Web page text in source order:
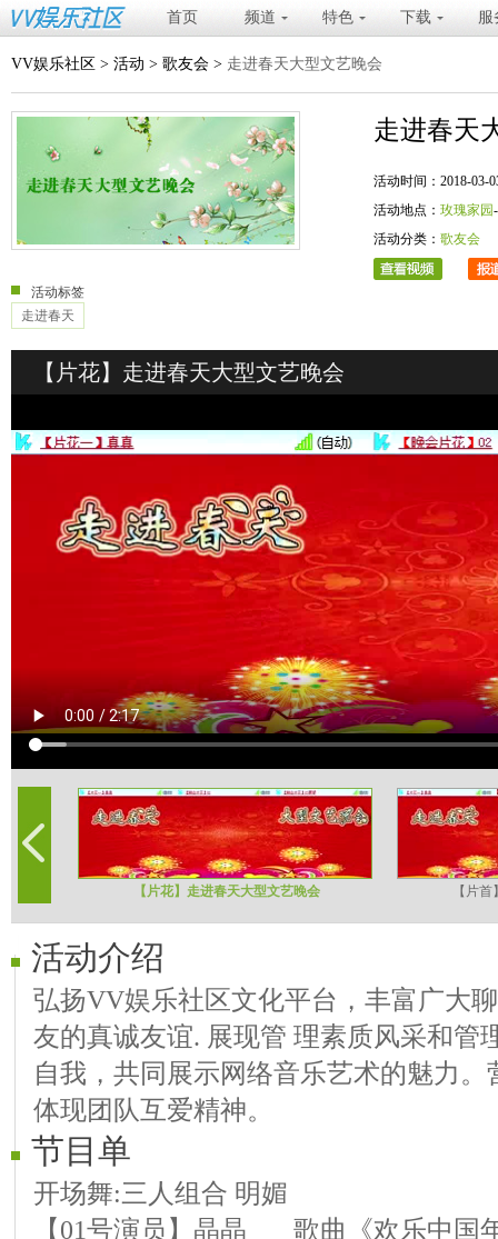
首页 频道 特色 下载 服
VV娱乐社区 > 活动 > 歌友会 > 走进春天大型文艺晚会
走进春天
活动时间：2018-03-
活动地点： 玫瑰家园
活动分类： 歌友会
活动标签
走进春天
【片花】走进春天大型文艺晚会
【片花】走进春天大型文艺晚会 【片
活动介绍
弘扬VV娱乐社区文化平台，丰富广大
友的真诚友谊. 展现管 理素质风采和管
自我，共同展示网络音乐艺术的魅力
体现团队互爱精神。
节目单
开场舞:三人组合 明媚
【01号演员】晶晶 歌曲《欢乐中国